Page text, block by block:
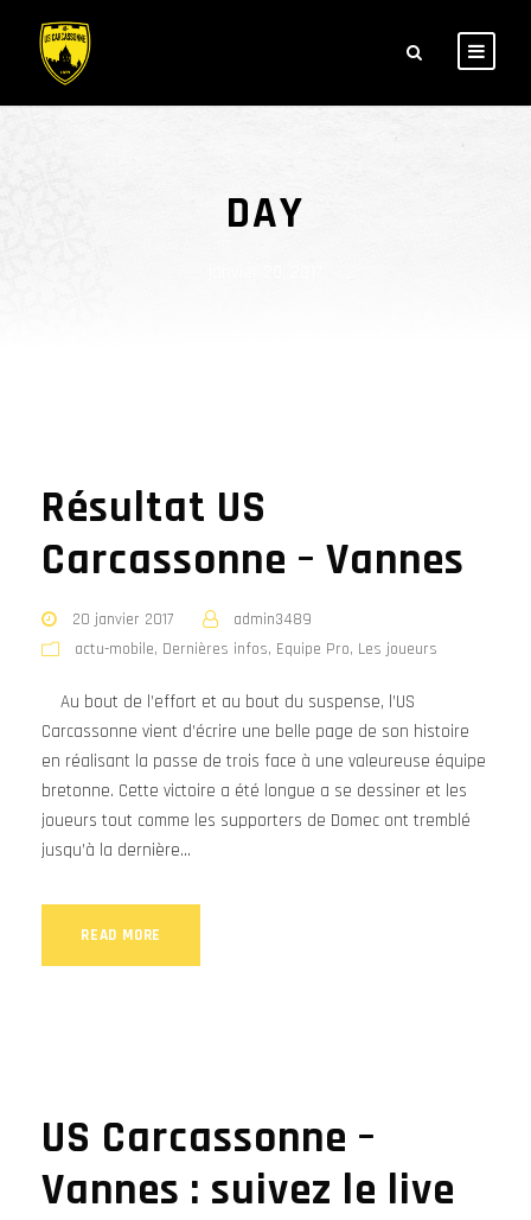
DAY
Résultat US
Carcassonne – Vannes
20 janvier 2017
admin3489
actu-mobile, Dernières infos, Equipe Pro, Les joueurs
Au bout de l’effort et au bout du suspense, l’US
Carcassonne vient d’écrire une belle page de son histoire
en réalisant la passe de trois face à une valeureuse équipe
bretonne. Cette victoire a été longue a se dessiner et les
joueurs tout comme les supporters de Domec ont tremblé
jusqu’à la dernière...
READ MORE
US Carcassonne –
Vannes : suivez le live